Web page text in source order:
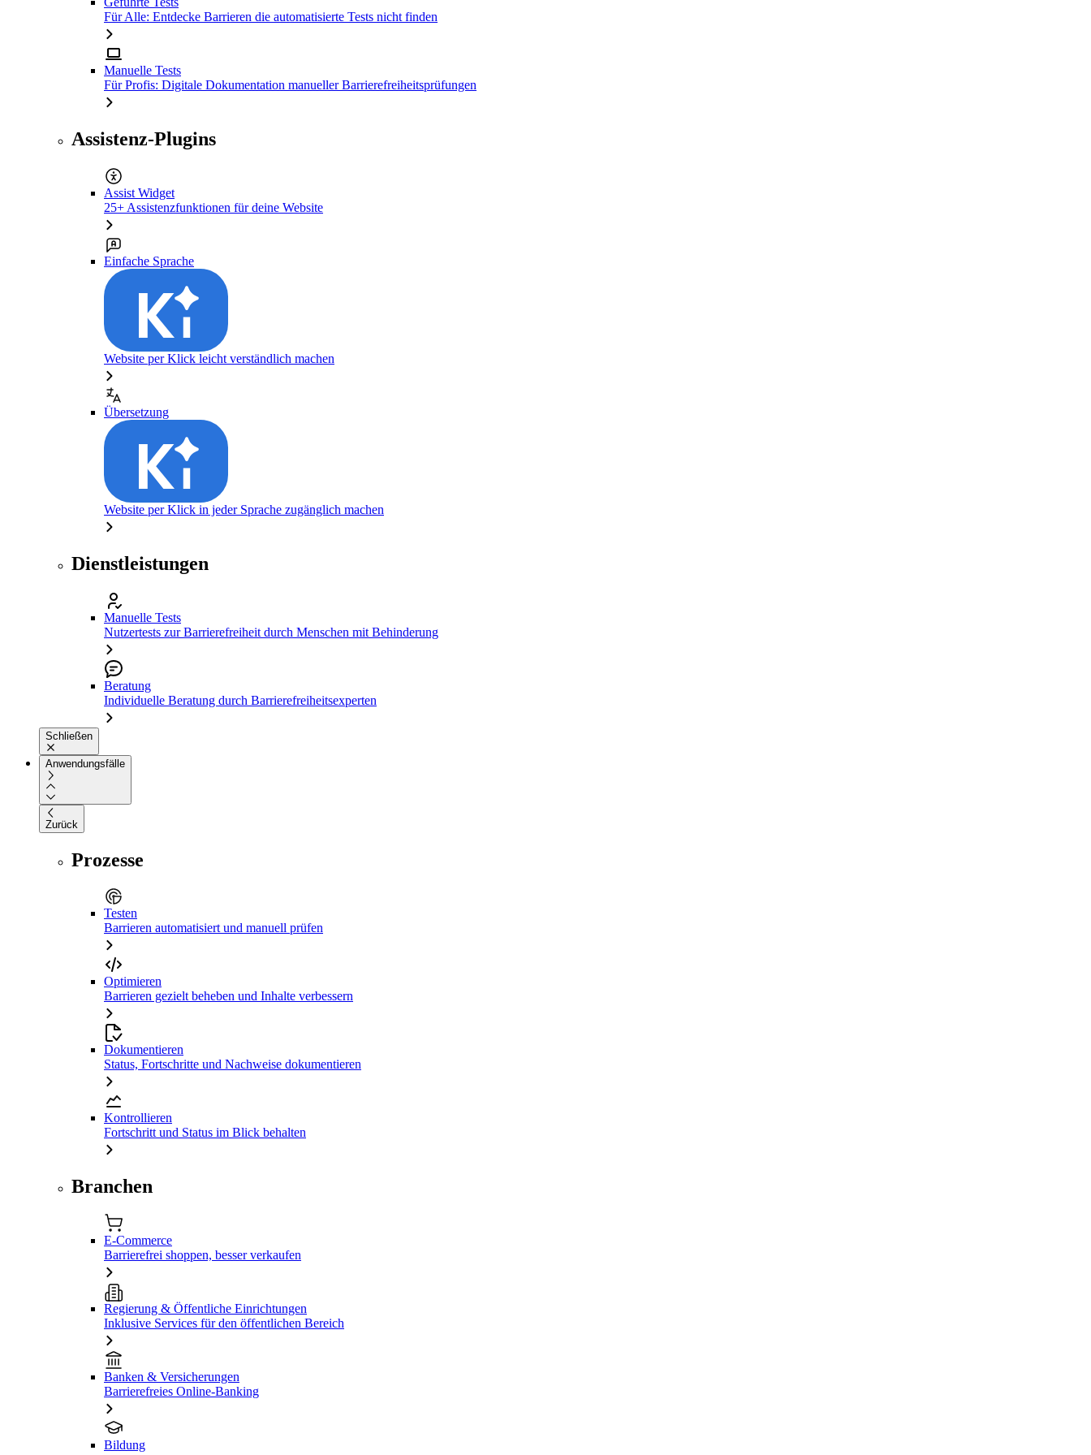
Für Alle: Entdecke Barrieren die automatisierte Tests nicht finden
Manuelle Tests
Für Profis: Digitale Dokumentation manueller Barrierefreiheitsprüfungen
Assistenz-Plugins
Assist Widget
25+ Assistenzfunktionen für deine Website
Einfache Sprache
Website per Klick leicht verständlich machen
Übersetzung
Website per Klick in jeder Sprache zugänglich machen
Dienstleistungen
Manuelle Tests
Nutzertests zur Barrierefreiheit durch Menschen mit Behinderung
Beratung
Individuelle Beratung durch Barrierefreiheitsexperten
Schließen
Anwendungsfälle
Zurück
Prozesse
Testen
Barrieren automatisiert und manuell prüfen
Optimieren
Barrieren gezielt beheben und Inhalte verbessern
Dokumentieren
Status, Fortschritte und Nachweise dokumentieren
Kontrollieren
Fortschritt und Status im Blick behalten
Branchen
E-Commerce
Barrierefrei shoppen, besser verkaufen
Regierung & Öffentliche Einrichtungen
Inklusive Services für den öffentlichen Bereich
Banken & Versicherungen
Barrierefreies Online-Banking
Bildung